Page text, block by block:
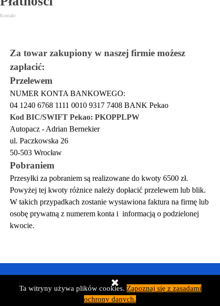
Kontakt
Za towar zakupiony w naszej firmie możesz
zapłacić:
Przelewem
NUMER KONTA BANKOWEGO:
04 1240 6768 1111 0010 9317 7408 BANK Pekao
Kod BIC/SWIFT Pekao: PKOPPLPW
Autopacz - Adrian Bernekier
ul. Paczkowska 26
50-503 Wrocław
Pobraniem
Przesyłki za pobraniem są realizowane do kwoty 6500 zł.
Powyżej tej kwoty różnice należy dopłacić przelewem lub blik.
W takich przypadkach zostanie wystawiona faktura na firmę lub
osobę prywatną z numerem konta i informacją o podzielonej
kwocie.
Ta witryny używa plików cookies. Zapoznaj się z zasadami
ochrony danych.